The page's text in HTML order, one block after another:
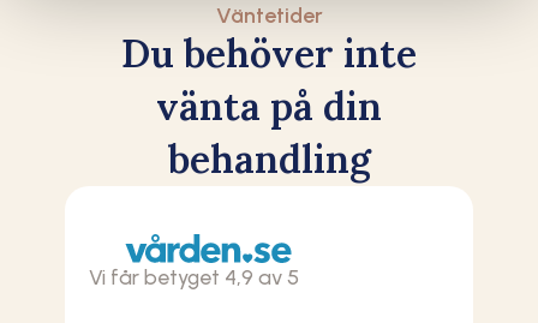
Väntetider
Du behöver inte
vänta på din
behandling
Vi får betyget 4,9 av 5